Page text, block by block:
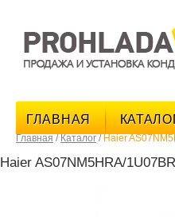
ГЛАВНАЯ
Главная / Каталог / Haier
Haier AS07NM5HRA/